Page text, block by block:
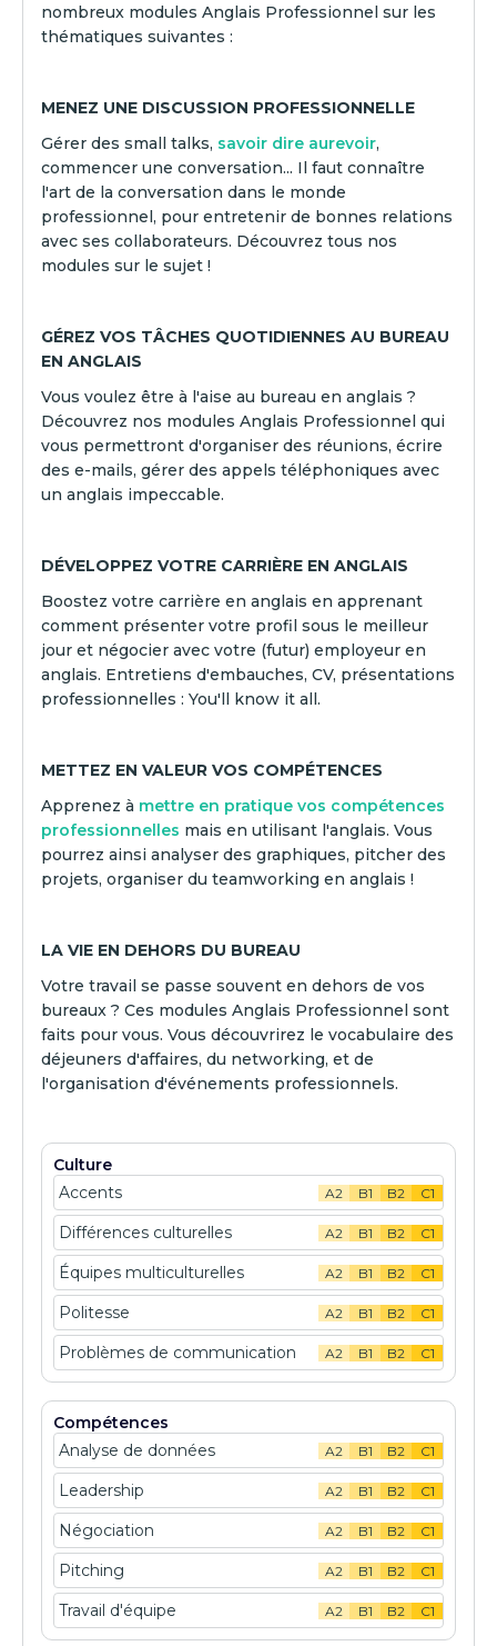
nombreux modules Anglais Professionnel sur les
thématiques suivantes :
MENEZ UNE DISCUSSION PROFESSIONNELLE
Gérer des small talks, savoir dire aurevoir,
commencer une conversation... Il faut connaître
l'art de la conversation dans le monde
professionnel, pour entretenir de bonnes relations
avec ses collaborateurs. Découvrez tous nos
modules sur le sujet !
GÉREZ VOS TÂCHES QUOTIDIENNES AU BUREAU
EN ANGLAIS
Vous voulez être à l'aise au bureau en anglais ?
Découvrez nos modules Anglais Professionnel qui
vous permettront d'organiser des réunions, écrire
des e-mails, gérer des appels téléphoniques avec
un anglais impeccable.
DÉVELOPPEZ VOTRE CARRIÈRE EN ANGLAIS
Boostez votre carrière en anglais en apprenant
comment présenter votre profil sous le meilleur
jour et négocier avec votre (futur) employeur en
anglais. Entretiens d'embauches, CV, présentations
professionnelles : You'll know it all.
METTEZ EN VALEUR VOS COMPÉTENCES
Apprenez à mettre en pratique vos compétences
professionnelles mais en utilisant l'anglais. Vous
pourrez ainsi analyser des graphiques, pitcher des
projets, organiser du teamworking en anglais !
LA VIE EN DEHORS DU BUREAU
Votre travail se passe souvent en dehors de vos
bureaux ? Ces modules Anglais Professionnel sont
faits pour vous. Vous découvrirez le vocabulaire des
déjeuners d'affaires, du networking, et de
l'organisation d'événements professionnels.
Culture
Accents
A2 B1 B2 C1
Différences culturelles A2 B1 B2 C1
Équipes multiculturelles A2 B1 B2 C1
Politesse A2 B1 B2 C1
Problèmes de communication A2 B1 B2 C1
Compétences
Analyse de données
A2 B1 B2 C1
Leadership A2 B1 B2 C1
Négociation A2 B1 B2 C1
Pitching A2 B1 B2 C1
Travail d'équipe A2 B1 B2 C1